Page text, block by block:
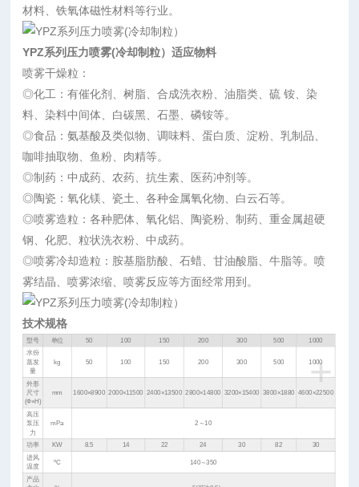
材料、铁氧体磁性材料等行业。
YPZ系列压力喷雾(冷却制粒）适应物料
喷雾干燥粒：
◎化工：有催化剂、树脂、合成洗衣粉、油脂类、硫 铵、染
料、染料中间体、白碳黑、石墨、磷铵等。
◎食品：氨基酸及类似物、调味料、蛋白质、淀粉、乳制品、
咖啡抽取物、鱼粉、肉精等。
◎制药：中成药、农药、抗生素、医药冲剂等。
◎陶瓷：氧化镁、瓷土、各种金属氧化物、白云石等。
◎喷雾造粒：各种肥体、氧化铝、陶瓷粉、制药、重金属超硬
钢、化肥、粒状洗衣粉、中成药。
◎喷雾冷却造粒：胺基脂肪酸、石蜡、甘油酸脂、牛脂等。喷
雾结晶、喷雾浓缩、喷雾反应等方面经常用到。
技术规格
+
型号 单位 50 100 150 200 300 500
1000
水份
蒸发
量
kg 50 100 150 200 300 500 1000
外形
尺寸
(Ф×H)
mm 1600×8900 2000×11500 2400×13500 2800×14800 3200×15400 3800×1880 4600×22500
高压
泵压
力
mPa 2～10
功率 KW 8.5 14 22 24 30 82
30
进风
温度
oC 140～350
产品